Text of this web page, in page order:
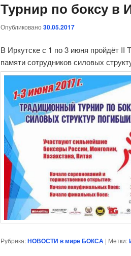
Турнир по боксу в
Опубликовано 30.05.2017
В Иркутске с 1 по 3 июня пройдёт II
памяти сотрудников силовых
Рубрика:НОВОСТИ в мире БОКСА | Метки: